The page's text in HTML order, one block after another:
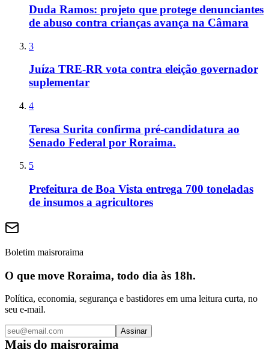
Duda Ramos: projeto que protege denunciantes
de abuso contra crianças avança na Câmara
3
Juíza TRE-RR vota contra eleição governador
suplementar
4
Teresa Surita confirma pré-candidatura ao
Senado Federal por Roraima.
5
Prefeitura de Boa Vista entrega 700 toneladas
de insumos a agricultores
Boletim maisroraima
O que move Roraima, todo dia às 18h.
Política, economia, segurança e bastidores em uma leitura curta, no
seu e-mail.
Assinar
Mais do maisroraima